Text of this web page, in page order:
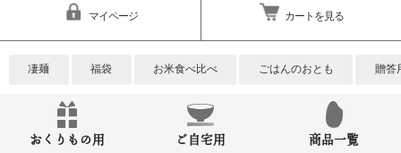
マイページ カートを見る
凄麺 福袋 お米食べ比べ ごはんのおとも 贈答
おくりもの用 ご自宅用 商品一覧